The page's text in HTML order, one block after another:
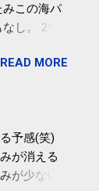
が期待で
ではない
う。 正田
- ニュー
みこの海パ
し。 2年
ボランティ
貰えると
ってきて
納税が節
READ MORE
予感(笑)
が消える
が少ない